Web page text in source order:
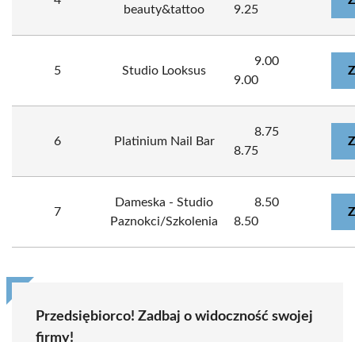
beauty&tattoo
9.25
5 Studio Looksus
9.00
9.00
6 Platinium Nail Bar
8.75
8.75
7
Dameska - Studio
Paznokci/Szkolenia
8.50
8.50
Przedsiębiorco! Zadbaj o widoczność swojej
firmy!